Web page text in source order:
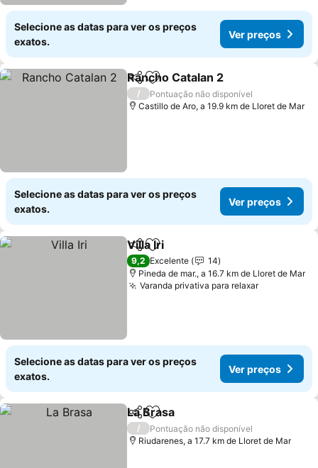
Selecione as datas para ver os preços
exatos.
Ver preços
PartilharAdicionar aos favoritos
Rancho Catalan 2
/
Pontuação não disponível
Castillo de Aro, a 19.9 km de Lloret de Mar
Selecione as datas para ver os preços
exatos.
Ver preços
PartilharAdicionar aos favoritos
Villa Iri
9,2 Excelente
14
Pineda de mar., a 16.7 km de Lloret de Mar
Varanda privativa para relaxarVer preços
Selecione as datas para ver os preços
exatos.
Ver preços
PartilharAdicionar aos favoritos
La Brasa
/
Pontuação não disponível
Riudarenes, a 17.7 km de Lloret de Mar